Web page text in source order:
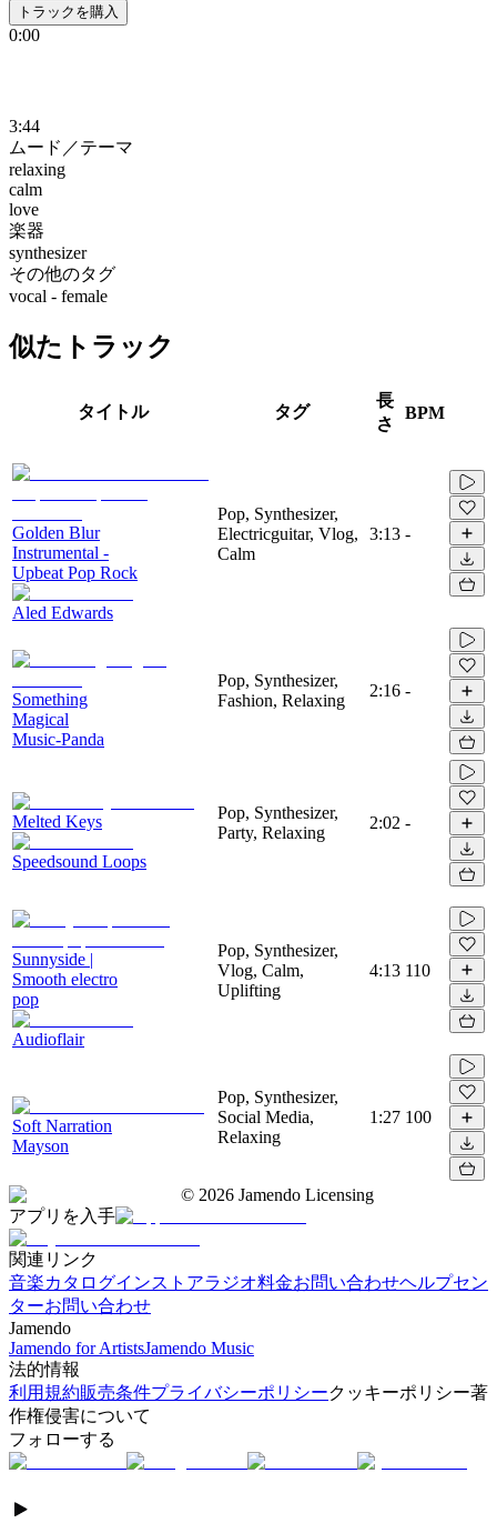
トラックを購入
0:00
3:44
ムード／テーマ
relaxing
calm
love
楽器
synthesizer
その他のタグ
vocal - female
似たトラック
タイトル タグ
長
さ
BPM
Golden Blur
Instrumental -
Upbeat Pop Rock
Aled Edwards
Pop, Synthesizer,
Electricguitar, Vlog,
Calm
3:13 -
Something
Magical
Music-Panda
Pop, Synthesizer,
Fashion, Relaxing
2:16 -
Melted Keys
Speedsound Loops
Pop, Synthesizer,
Party, Relaxing
2:02 -
Sunnyside |
Smooth electro
pop
Audioflair
Pop, Synthesizer,
Vlog, Calm,
Uplifting
4:13 110
Soft Narration
Mayson
Pop, Synthesizer,
Social Media,
Relaxing
1:27 100
© 2026 Jamendo Licensing
アプリを入手
関連リンク
音楽カタログインストアラジオ料金お問い合わせヘルプセン
ターお問い合わせ
Jamendo
Jamendo for ArtistsJamendo Music
法的情報
利用規約販売条件プライバシーポリシークッキーポリシー著
作権侵害について
フォローする